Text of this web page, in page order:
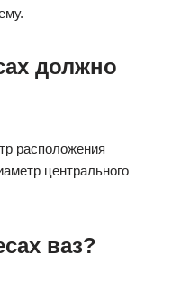
должно
расположения
центрального
ваз?